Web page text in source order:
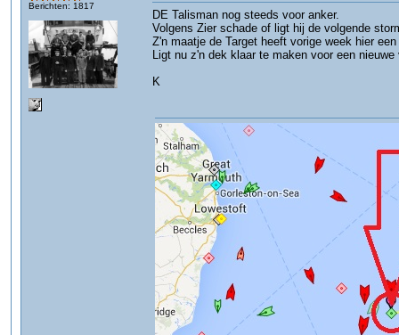
Berichten: 1817
DE Talisman nog steeds voor anker.
Volgens Zier schade of ligt hij de volgende
Z'n maatje de Target heeft vorige week hier
Ligt nu z'n dek klaar te maken voor een nieuwe
K